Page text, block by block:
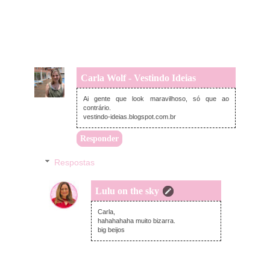
Carla Wolf - Vestindo Ideias
segunda-feira, dezembro 09, 2013
Ai gente que look maravilhoso, só que ao
contrário.
vestindo-ideias.blogspot.com.br
Responder
Respostas
Lulu on the sky
terça-feira, dezembro 10, 2013
Carla,
hahahahaha muito bizarra.
big beijos